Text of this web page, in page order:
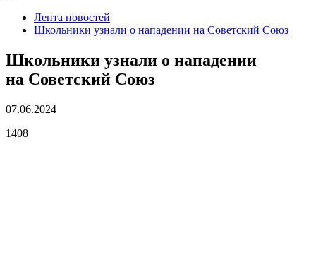
Лента новостей
Школьники узнали о нападении на Советский Союз
Школьники узнали о нападении
на Советский Союз
07.06.2024
1408